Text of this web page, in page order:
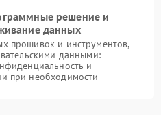
решение и
данных
прошивок и инструментов,
данными:
и
при необходимости